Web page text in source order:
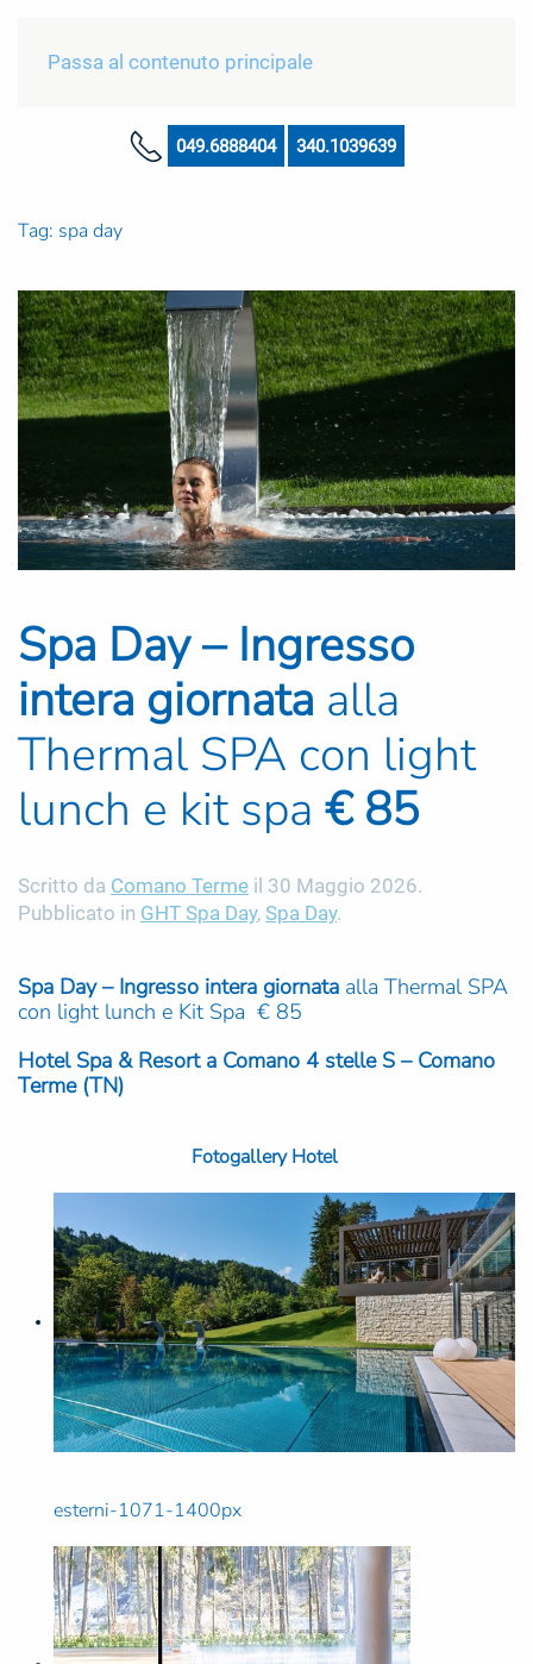
Passa al contenuto principale
049.6888404 340.1039639
Tag: spa day
Spa Day – Ingresso
intera giornata alla
Thermal SPA con light
lunch e kit spa € 85
Scritto da Comano Terme il 30 Maggio 2026.
Pubblicato in GHT Spa Day, Spa Day.
Spa Day – Ingresso intera giornata alla Thermal SPA
con light lunch e Kit Spa € 85
Hotel Spa & Resort a Comano 4 stelle S – Comano
Terme (TN)
Fotogallery Hotel
esterni-1071-1400px